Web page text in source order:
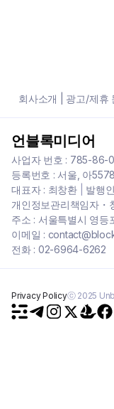
회사소개 광고/제휴
언블록미디어
사업자 번호 : 785-86-
등록번호 : 서울, 아
대표자 : 최창환| 발행
개인정보관리책임자・
주소 : 서울특별시 영등
이메일 :
전화 : 02-6964-6262
Privacy Policyⓒ 2025